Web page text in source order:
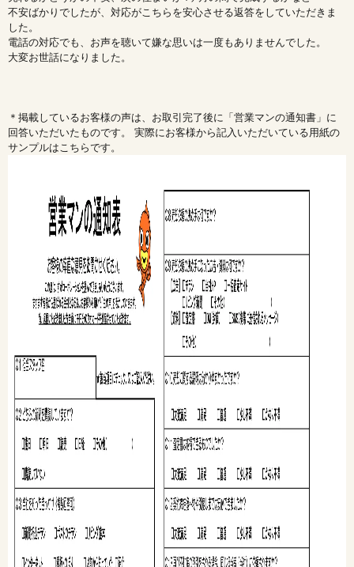
不安ばかりでしたが、対応がこちらを安心させる返答をしていただきま
した。
電話の対応でも、お声を聴いて嫌な思いは一度もありませんでした。
大変お世話になりました。
＊掲載しているお客様の声は、お取引完了後に「営業マンの通知書」に
回答いただいたものです。 実際にお客様から記入いただいている用紙の
サンプルはこちらです。